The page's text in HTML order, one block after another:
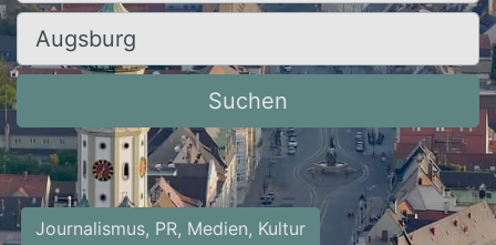
Ort, Stadt
Suchen
Journalismus, PR, Medien, Kultur